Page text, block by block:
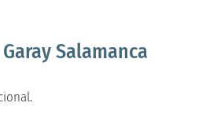
Salamanca